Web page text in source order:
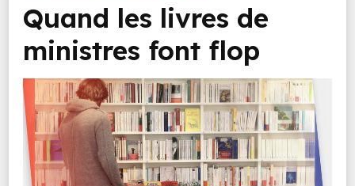
Quand les livres de
ministres font flop